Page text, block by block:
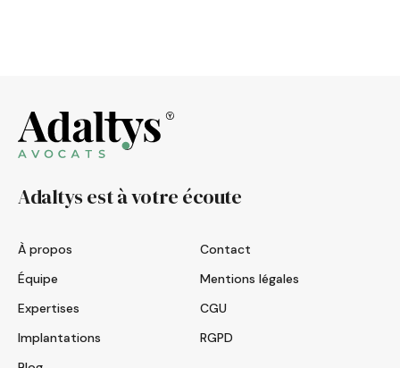
Adaltys est à votre écoute
À propos
Équipe
Expertises
Implantations
Contact
Mentions légales
CGU
RGPD